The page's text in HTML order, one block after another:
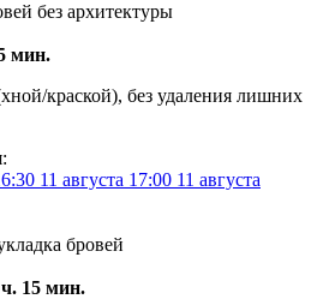
без архитектуры
мин.
краской), без удаления лишних
11 августа 17:00 11 августа
бровей
15 мин.